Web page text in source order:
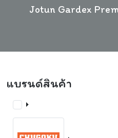
Jotun Gardex
แบรนด์สินค้า